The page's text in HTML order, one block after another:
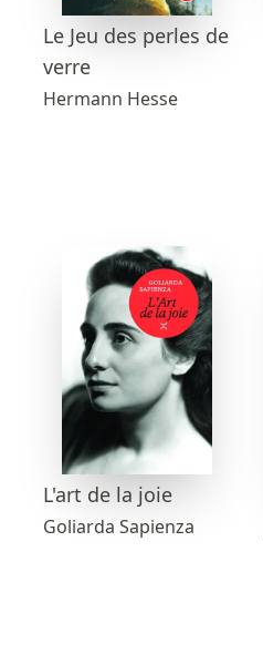
Le Jeu des perles de
verre
Hermann Hesse
L'art de la joie
Goliarda Sapienza